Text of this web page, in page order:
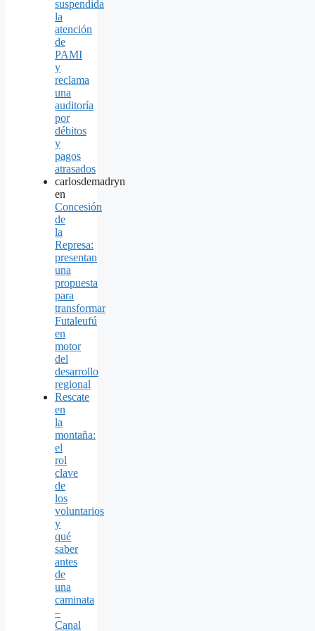
suspendida
la
atención
de
PAMI
y
reclama
una
auditoría
por
débitos
y
pagos
atrasados
carlosdemadryn
en
Concesión
de
la
Represa:
presentan
una
propuesta
para
transformar
Futaleufú
en
motor
del
desarrollo
regional
Rescate
en
la
montaña:
el
rol
clave
de
los
voluntarios
y
qué
saber
antes
de
una
caminata
–
Canal